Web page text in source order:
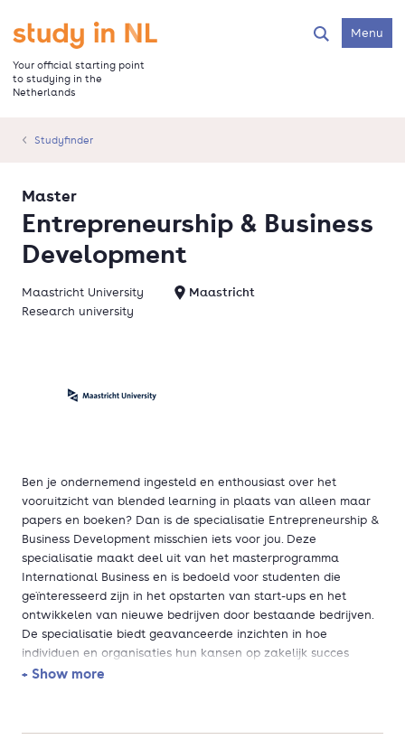
main
content
Go to the homepage
Your official starting point
to studying in the
Netherlands
SearchMenu
Studyfinder
Entrepreneurship & Business
Development
Master
Maastricht University
Maastricht
Research university
Ben je ondernemend ingesteld en enthousiast over het
vooruitzicht van blended learning in plaats van alleen maar
papers en boeken? Dan is de specialisatie Entrepreneurship &
Business Development misschien iets voor jou. Deze
specialisatie maakt deel uit van het masterprogramma
International Business en is bedoeld voor studenten die
geïnteresseerd zijn in het opstarten van start-ups en het
ontwikkelen van nieuwe bedrijven door bestaande bedrijven.
De specialisatie biedt geavanceerde inzichten in hoe
individuen en organisaties hun kansen op zakelijk succes
kunnen vergroten. Er wordt ook onderzocht hoe ondernemers
+ Show more